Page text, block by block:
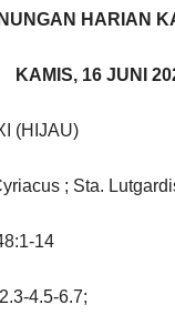
HARIAN
KAMIS, 16 JUNI
(HIJAU)
; Sta.
14
4.5-6.7;